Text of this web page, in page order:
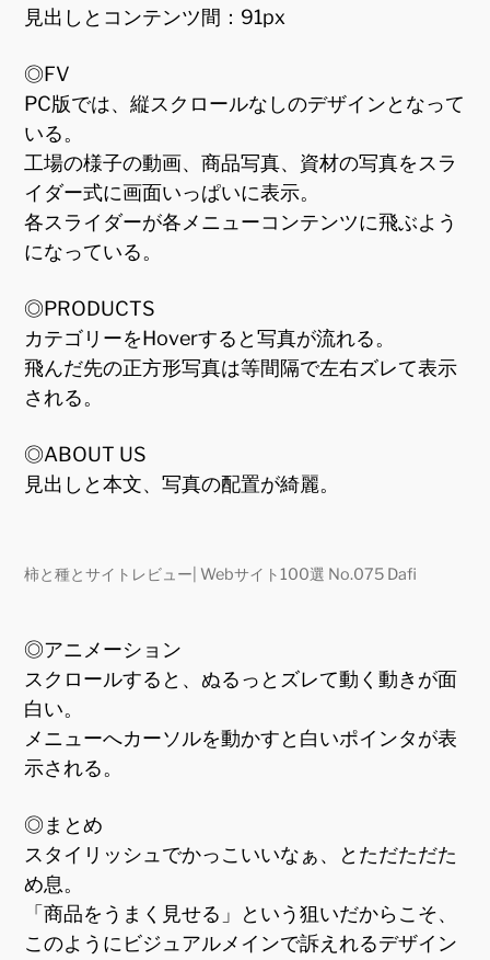
見出しとコンテンツ間：91px
◎FV
PC版では、縦スクロールなしのデザインとなって
いる。
工場の様子の動画、商品写真、資材の写真をスラ
イダー式に画面いっぱいに表示。
各スライダーが各メニューコンテンツに飛ぶよう
になっている。
◎PRODUCTS
カテゴリーをHoverすると写真が流れる。
飛んだ先の正方形写真は等間隔で左右ズレて表示
される。
◎ABOUT US
見出しと本文、写真の配置が綺麗。
柿と種とサイトレビュー| Webサイト100選 No.075 Dafi
◎アニメーション
スクロールすると、ぬるっとズレて動く動きが面
白い。
メニューへカーソルを動かすと白いポインタが表
示される。
◎まとめ
スタイリッシュでかっこいいなぁ、とただただた
め息。
「商品をうまく見せる」という狙いだからこそ、
このようにビジュアルメインで訴えれるデザイン